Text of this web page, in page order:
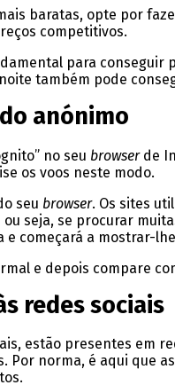
baratas, opte por
competitivos.
para
também pode
anónimo
no seu browser de
os voos neste modo.
seu browser. Os sites
seja, se procurar
começará a mostrar-
e depois compare
redes sociais
estão presentes em
Por norma, é aqui que